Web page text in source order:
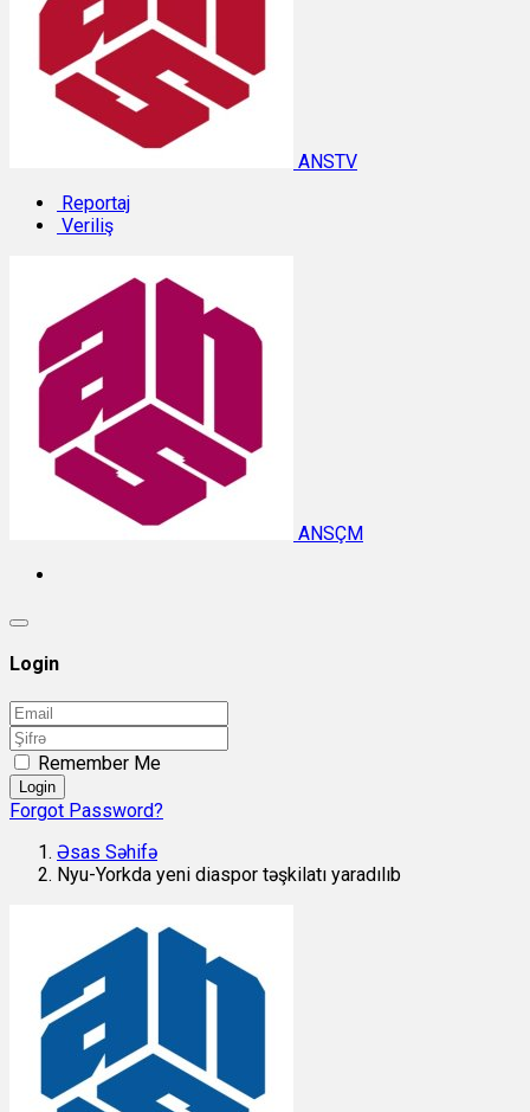
ANSTV
Reportaj
Veriliş
ANSÇM
Login
Remember Me
Login
Forgot Password?
Əsas Səhifə
Nyu-Yorkda yeni diaspor təşkilatı yaradılıb